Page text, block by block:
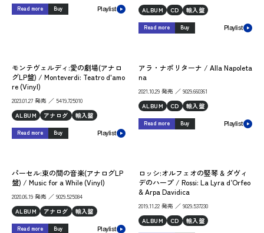
Read more Buy Playlist
ALBUM
CD 輸入盤
Read more Buy Playlist
モンテヴェルディ:愛の劇場(アナロ
グLP盤) / Monteverdi: Teatro d'amo
re (Vinyl)
2023.01.27 発売 ／ 5419.725010
ALBUM
アナログ 輸入盤
Read more Buy Playlist
アラ・ナポリターナ / Alla Napoleta
na
2021.10.29 発売 ／ 9029.660361
ALBUM
CD 輸入盤
Read more Buy Playlist
パーセル:束の間の音楽(アナログLP
盤) / Music for a While (Vinyl)
2020.06.19 発売 ／ 9029.525084
ALBUM
アナログ 輸入盤
Read more Buy Playlist
ロッシ:オルフェオの竪琴 & ダヴィ
デのハープ / Rossi: La Lyra d’Orfeo
& Arpa Davidica
2019.11.22 発売 ／ 9029.537230
ALBUM
CD 輸入盤